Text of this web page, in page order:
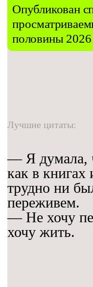
Опубликован
половины 2026
Лучшие цитаты:
— Я думала,
как в книгах
трудно ни
переживем.
— Не хочу
хочу жить.